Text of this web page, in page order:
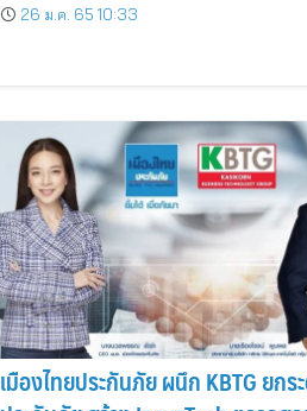
26 ม.ค. 65 10:33
เมืองไทยประกันภัย ผนึก KBTG ยกร